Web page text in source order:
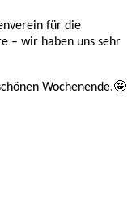
für die
– wir haben uns sehr
Wochenende.🤩